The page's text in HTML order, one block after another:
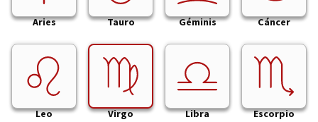
Aries Tauro Géminis Cáncer
Leo Virgo Libra Escorpio